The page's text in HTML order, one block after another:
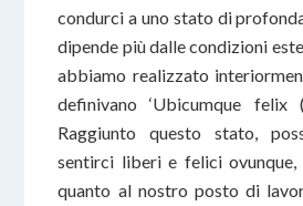
condurci a uno stato di
dipende più dalle condizioni
abbiamo realizzato
definivano ‘Ubicumque felix
Raggiunto questo stato,
sentirci liberi e felici ovunque,
quanto al nostro posto di